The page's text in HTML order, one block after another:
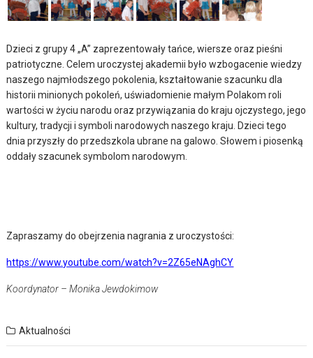
Dzieci z grupy 4 „A” zaprezentowały tańce, wiersze oraz pieśni
patriotyczne. Celem uroczystej akademii było wzbogacenie wiedzy
naszego najmłodszego pokolenia, kształtowanie szacunku dla
historii minionych pokoleń, uświadomienie małym Polakom roli
wartości w życiu narodu oraz przywiązania do kraju ojczystego, jego
kultury, tradycji i symboli narodowych naszego kraju. Dzieci tego
dnia przyszły do przedszkola ubrane na galowo. Słowem i piosenką
oddały szacunek symbolom narodowym.
Zapraszamy do obejrzenia nagrania z uroczystości:
https://www.youtube.com/watch?v=2Z65eNAghCY
Koordynator – Monika Jewdokimow
Aktualności